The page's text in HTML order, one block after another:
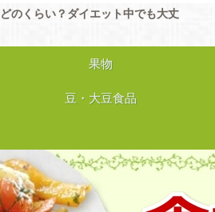
のくらい？ダイエット中でも大丈
果物
豆・大豆食品